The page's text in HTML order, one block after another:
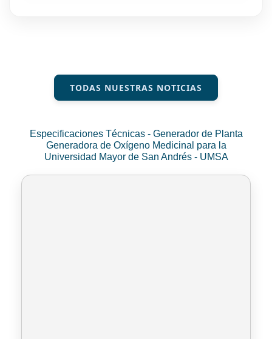
TODAS NUESTRAS NOTICIAS
Especificaciones Técnicas - Generador de Planta
Generadora de Oxígeno Medicinal para la
Universidad Mayor de San Andrés - UMSA